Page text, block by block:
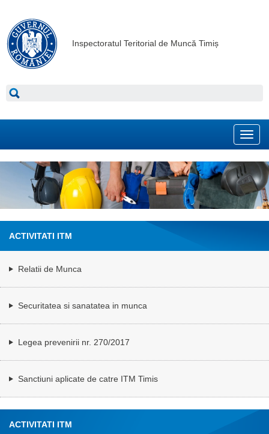
Inspectoratul Teritorial de Muncă Timiș
ACTIVITATI ITM
Relatii de Munca
Securitatea si sanatatea in munca
Legea prevenirii nr. 270/2017
Sanctiuni aplicate de catre ITM Timis
ACTIVITATI ITM